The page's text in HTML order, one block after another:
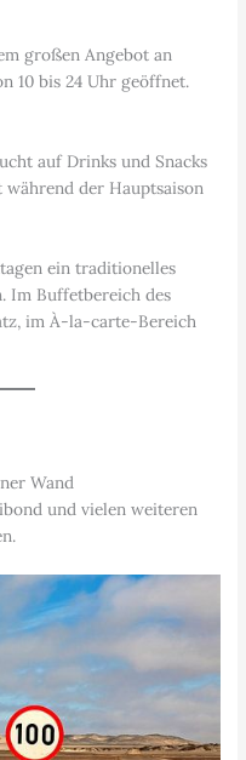
großen Angebot an
10 bis 24 Uhr geöffnet.
auf Drinks und Snacks
der Hauptsaison
ein traditionelles
Im Buffetbereich des
im À-la-carte-Bereich
Wand
und vielen weiteren